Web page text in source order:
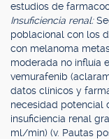
estudios de
Insuficiencia renal:
poblacional con los
con melanoma
moderada no influía
vemurafenib
datos clínicos y
necesidad potencial
insuficiencia renal
ml/min) (v. Pautas